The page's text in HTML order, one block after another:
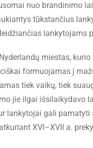
nuo brandinimo
tūkstančius
lankytojams
miestas,
formuojamas į
tiek vaikų, tiek
jie ilgai išsilaikydavo
lankytojai gali
XVI–XVII a.